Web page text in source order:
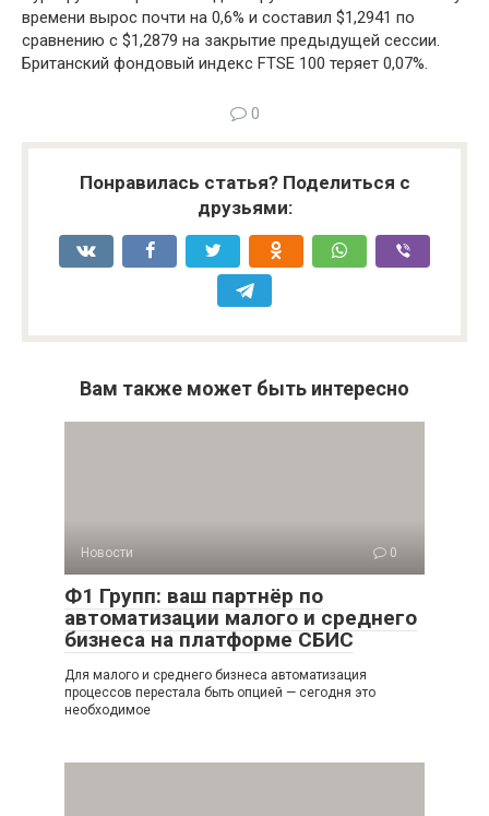
времени вырос почти на 0,6% и составил $1,2941 по
сравнению с $1,2879 на закрытие предыдущей сессии.
Британский фондовый индекс FTSE 100 теряет 0,07%.
0
Понравилась статья? Поделиться с
друзьями:
Вам также может быть интересно
Новости 0
Ф1 Групп: ваш партнёр по
автоматизации малого и среднего
бизнеса на платформе СБИС
Для малого и среднего бизнеса автоматизация
процессов перестала быть опцией — сегодня это
необходимое